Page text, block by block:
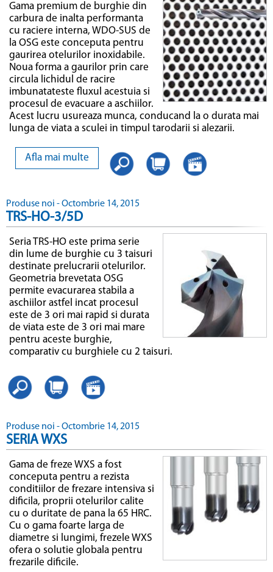
Gama premium de burghie din
carbura de inalta performanta
cu raciere interna, WDO-SUS de
la OSG este conceputa pentru
gaurirea otelurilor inoxidabile.
Noua forma a gaurilor prin care
circula lichidul de racire
imbunatateste fluxul acestuia si
procesul de evacuare a aschiilor.
Acest lucru usureaza munca, conducand la o durata mai
lunga de viata a sculei in timpul tarodarii si alezarii.
Afla mai multe
Produse noi - Octombrie 14, 2015
TRS-HO-3/5D
Seria TRS-HO este prima serie
din lume de burghie cu 3 taisuri
destinate prelucrarii otelurilor.
Geometria brevetata OSG
permite evacurarea stabila a
aschiilor astfel incat procesul
este de 3 ori mai rapid si durata
de viata este de 3 ori mai mare
pentru aceste burghie,
comparativ cu burghiele cu 2 taisuri.
Produse noi - Octombrie 14, 2015
SERIA WXS
Gama de freze WXS a fost
conceputa pentru a rezista
conditiilor de frezare intensiva si
dificila, proprii otelurilor calite
cu o duritate de pana la 65 HRC.
Cu o gama foarte larga de
diametre si lungimi, frezele WXS
ofera o solutie globala pentru
frezarile dificile.